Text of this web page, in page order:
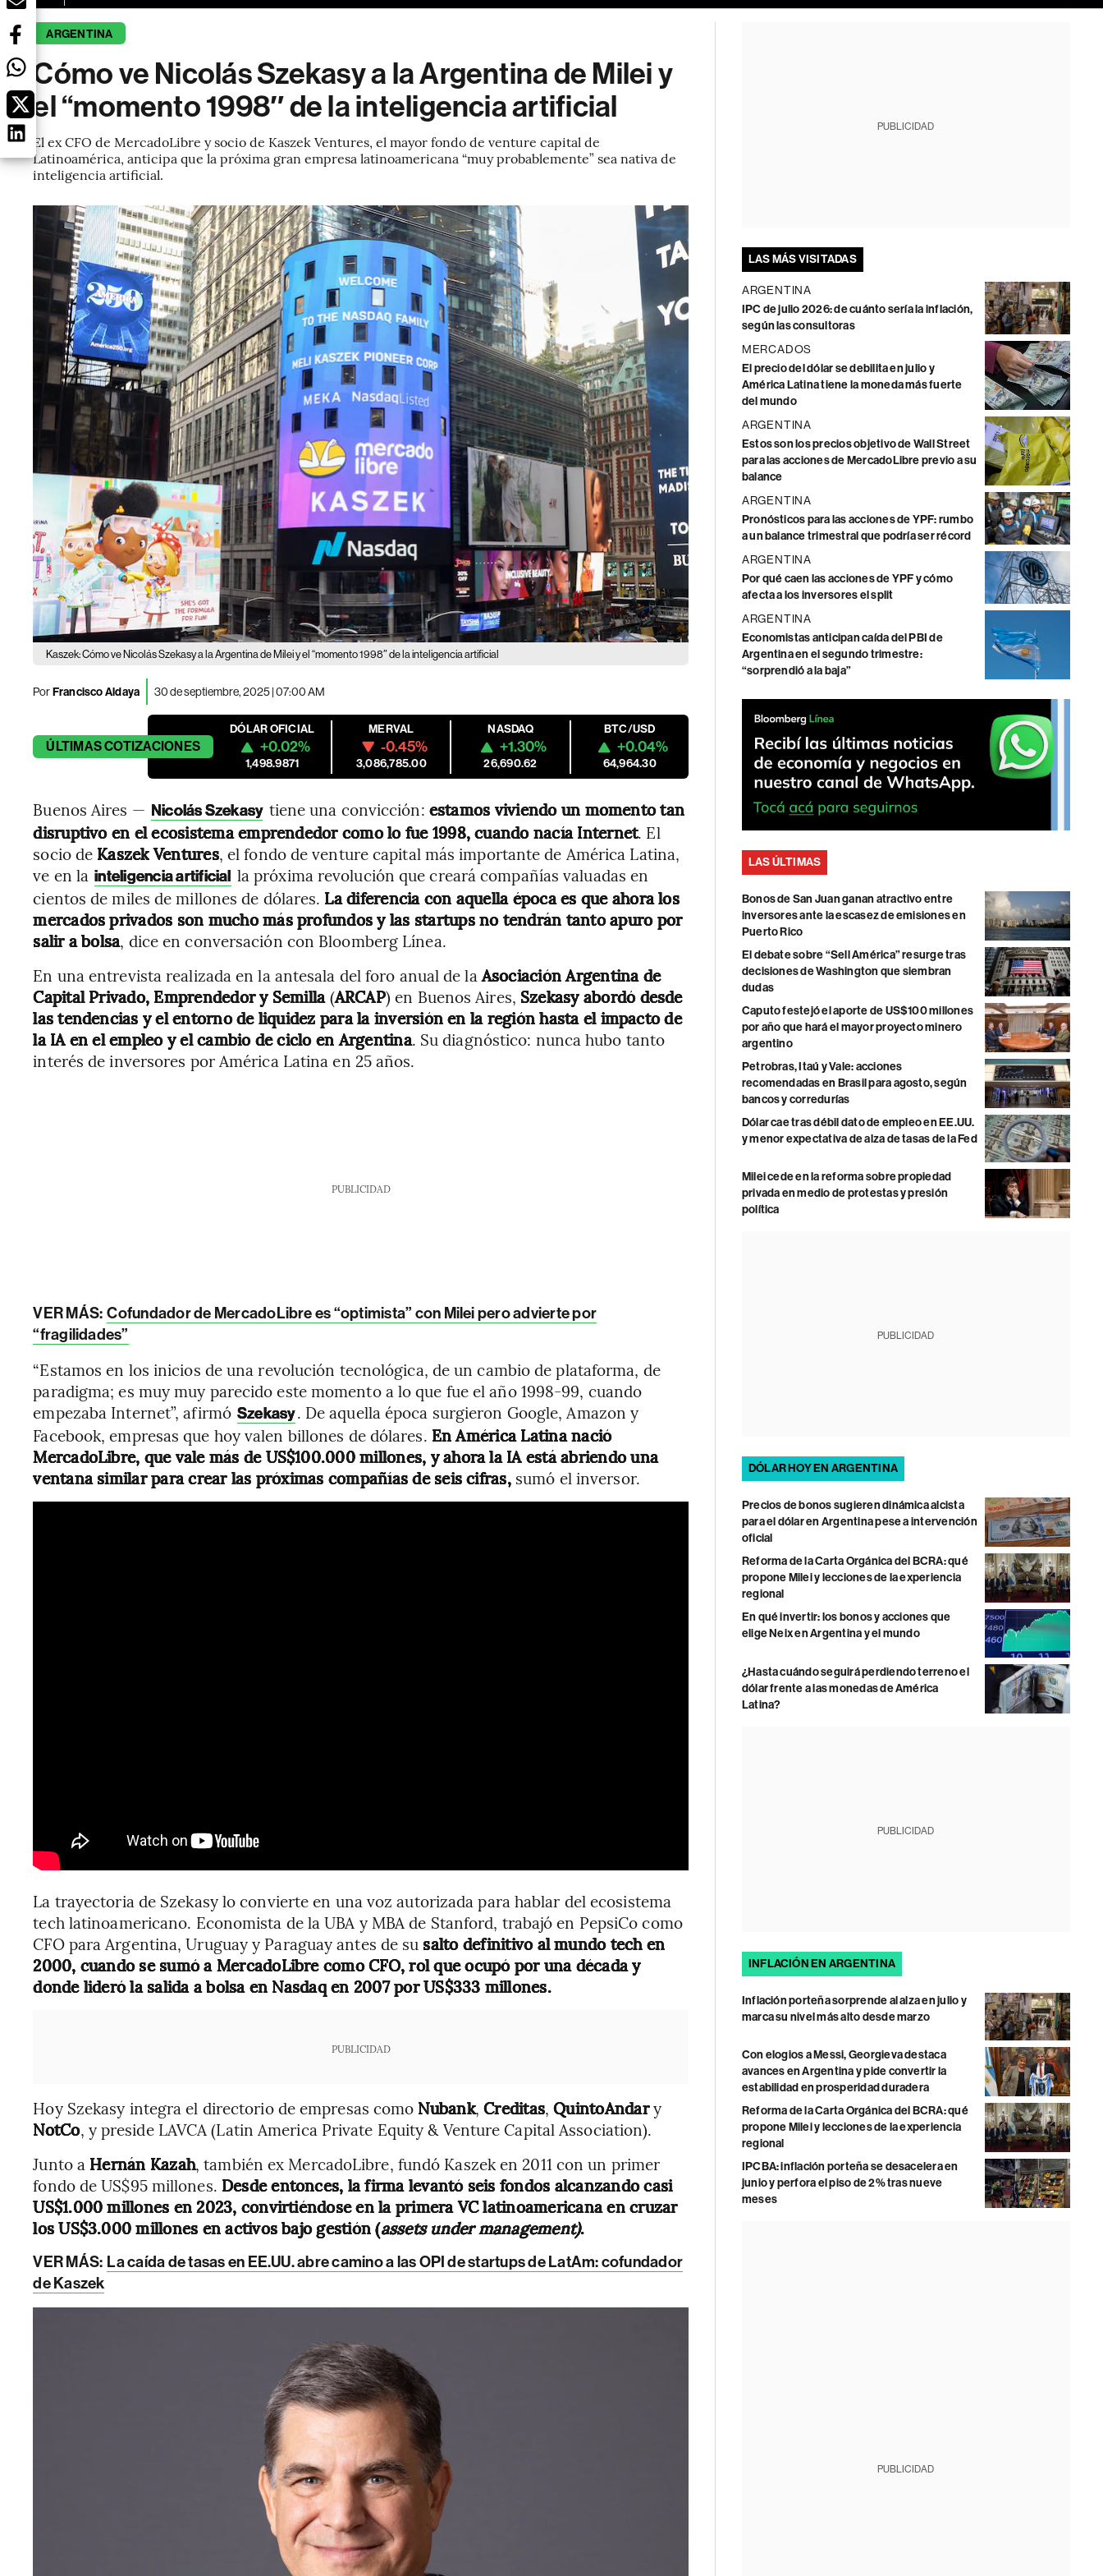
ARGENTINA
Cómo ve Nicolás Szekasy a la Argentina de Milei y
el “momento 1998″ de la inteligencia artificial
El ex CFO de MercadoLibre y socio de Kaszek Ventures, el mayor fondo de venture capital de
Latinoamérica, anticipa que la próxima gran empresa latinoamericana “muy probablemente” sea nativa de
inteligencia artificial.
Kaszek: Cómo ve Nicolás Szekasy a la Argentina de Milei y el “momento 1998″ de la inteligencia artificial
PorFrancisco Aldaya 30 de septiembre, 2025 | 07:00 AM
ÚLTIMASCOTIZACIONES
DÓLAR OFICIAL
+0.02%
1,498.9871
MERVAL
-0.45%
3,086,785.00
NASDAQ
+1.30%
26,690.62
BTC/USD
+0.04%
64,964.30
Buenos Aires — Nicolás Szekasy tiene una convicción: estamos viviendo un momento tan
disruptivo en el ecosistema emprendedor como lo fue 1998, cuando nacía Internet. El
socio de Kaszek Ventures, el fondo de venture capital más importante de América Latina,
ve en la inteligencia artificial la próxima revolución que creará compañías valuadas en
cientos de miles de millones de dólares. La diferencia con aquella época es que ahora los
mercados privados son mucho más profundos y las startups no tendrán tanto apuro por
salir a bolsa, dice en conversación con Bloomberg Línea.
En una entrevista realizada en la antesala del foro anual de laAsociación Argentina de
Capital Privado, Emprendedor y Semilla(ARCAP) en Buenos Aires, Szekasy abordó desde
las tendencias y el entorno de liquidez para la inversión en la región hasta el impacto de
la IA en el empleo y el cambio de ciclo en Argentina. Su diagnóstico: nunca hubo tanto
interés de inversores por América Latina en 25 años.
PUBLICIDAD
VER MÁS: Cofundador de MercadoLibre es “optimista” con Milei pero advierte por
“fragilidades”
“Estamos en los inicios de una revolución tecnológica, de un cambio de plataforma, de
paradigma; es muy muy parecido este momento a lo que fue el año 1998-99, cuando
empezaba Internet”, afirmó Szekasy. De aquella época surgieron Google, Amazon y
Facebook, empresas que hoy valen billones de dólares. En América Latina nació
MercadoLibre, que vale más de US$100.000 millones, y ahora la IA está abriendo una
ventana similar para crear las próximas compañías de seis cifras, sumó el inversor.
La trayectoria de Szekasy lo convierte en una voz autorizada para hablar del ecosistema
tech latinoamericano. Economista de la UBA y MBA de Stanford, trabajó en PepsiCo como
CFO para Argentina, Uruguay y Paraguay antes de su salto definitivo al mundo tech en
2000, cuando se sumó a MercadoLibre como CFO, rol que ocupó por una década y
donde lideró la salida a bolsa en Nasdaq en 2007 por US$333 millones.
PUBLICIDAD
Hoy Szekasy integra el directorio de empresas como Nubank,Creditas,QuintoAndary
NotCo, y preside LAVCA (Latin America Private Equity & Venture Capital Association).
Junto a Hernán Kazah, también ex MercadoLibre, fundó Kaszek en 2011 con un primer
fondo de US$95 millones. Desde entonces, la firma levantó seis fondos alcanzando casi
US$1.000 millones en 2023, convirtiéndose en la primera VC latinoamericana en cruzar
los US$3.000 millones en activos bajo gestión (assets under management).
VER MÁS: La caída de tasas en EE.UU. abre camino a las OPI de startups de LatAm: cofundador
de Kaszek
PUBLICIDAD
LAS MÁS VISITADAS
ARGENTINA
IPC de julio 2026: de cuánto sería la inflación,
según las consultoras
MERCADOS
El precio del dólar se debilita en julio y
América Latina tiene la moneda más fuerte
del mundo
ARGENTINA
Estos son los precios objetivo de Wall Street
para las acciones de MercadoLibre previo a su
balance
ARGENTINA
Pronósticos para las acciones de YPF: rumbo
a un balance trimestral que podría ser récord
ARGENTINA
Por qué caen las acciones de YPF y cómo
afecta a los inversores el split
ARGENTINA
Economistas anticipan caída del PBI de
Argentina en el segundo trimestre:
“sorprendió a la baja”
LAS ÚLTIMAS
Bonos de San Juan ganan atractivo entre
inversores ante la escasez de emisiones en
Puerto Rico
El debate sobre “Sell América” resurge tras
decisiones de Washington que siembran
dudas
Caputo festejó el aporte de US$100 millones
por año que hará el mayor proyecto minero
argentino
Petrobras, Itaú y Vale: acciones
recomendadas en Brasil para agosto, según
bancos y corredurías
Dólar cae tras débil dato de empleo en EE.UU.
y menor expectativa de alza de tasas de la Fed
Milei cede en la reforma sobre propiedad
privada en medio de protestas y presión
política
PUBLICIDAD
DÓLAR HOY EN ARGENTINA
Precios de bonos sugieren dinámica alcista
para el dólar en Argentina pese a intervención
oficial
Reforma de la Carta Orgánica del BCRA: qué
propone Milei y lecciones de la experiencia
regional
En qué invertir: los bonos y acciones que
elige Neix en Argentina y el mundo
¿Hasta cuándo seguirá perdiendo terreno el
dólar frente a las monedas de América
Latina?
PUBLICIDAD
INFLACIÓN EN ARGENTINA
Inflación porteña sorprende al alza en julio y
marca su nivel más alto desde marzo
Con elogios a Messi, Georgieva destaca
avances en Argentina y pide convertir la
estabilidad en prosperidad duradera
Reforma de la Carta Orgánica del BCRA: qué
propone Milei y lecciones de la experiencia
regional
IPCBA: inflación porteña se desacelera en
junio y perfora el piso de 2% tras nueve
meses
PUBLICIDAD